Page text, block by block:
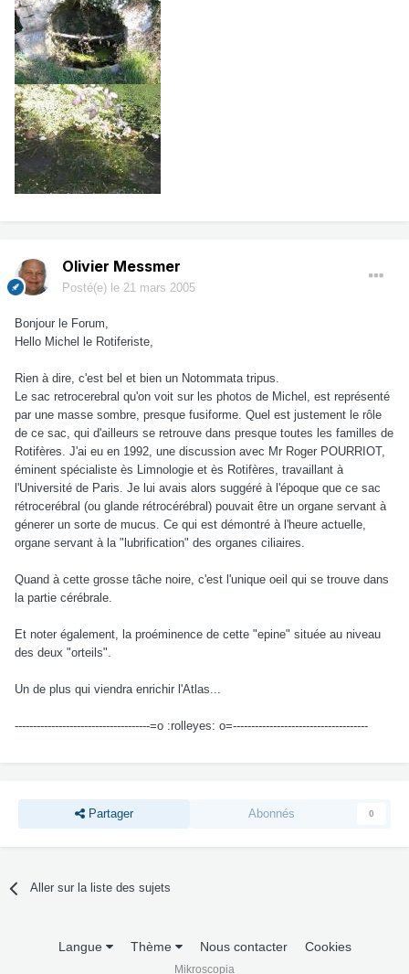
Olivier Messmer
Posté(e) le 21 mars 2005
Bonjour le Forum,
Hello Michel le Rotiferiste,
Rien à dire, c'est bel et bien un Notommata tripus.
Le sac retrocerebral qu'on voit sur les photos de Michel, est représenté
par une masse sombre, presque fusiforme. Quel est justement le rôle
de ce sac, qui d'ailleurs se retrouve dans presque toutes les familles de
Rotifères. J'ai eu en 1992, une discussion avec Mr Roger POURRIOT,
éminent spécialiste ès Limnologie et ès Rotifères, travaillant à
l'Université de Paris. Je lui avais alors suggéré à l'époque que ce sac
rétrocerébral (ou glande rétrocérébral) pouvait être un organe servant à
génerer un sorte de mucus. Ce qui est démontré à l'heure actuelle,
organe servant à la "lubrification" des organes ciliaires.
Quand à cette grosse tâche noire, c'est l'unique oeil qui se trouve dans
la partie cérébrale.
Et noter également, la proéminence de cette "epine" située au niveau
des deux "orteils".
Un de plus qui viendra enrichir l'Atlas...
-------------------------------------=o :rolleyes: o=-------------------------------------
Partager Abonnés 0
Aller sur la liste des sujets
Langue Thème Nous contacter Cookies
Mikroscopia